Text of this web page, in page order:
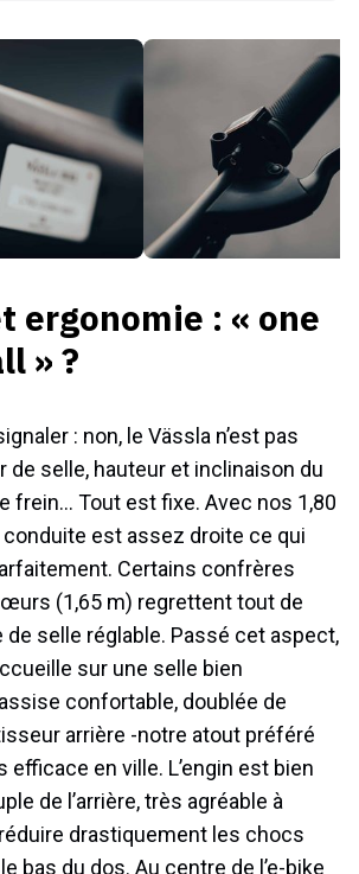
ergonomie : « one
» ?
: non, le Vässla n’est pas
de selle, hauteur et inclinaison du
frein… Tout est fixe. Avec nos 1,80
conduite est assez droite ce qui
Certains confrères
(1,65 m) regrettent tout de
de selle réglable. Passé cet aspect,
sur une selle bien
confortable, doublée de
arrière -notre atout préféré
efficace en ville. L’engin est bien
de l’arrière, très agréable à
drastiquement les chocs
bas du dos. Au centre de l’e-bike